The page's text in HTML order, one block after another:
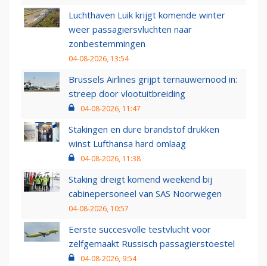
Luchthaven Luik krijgt komende winter
weer passagiersvluchten naar
zonbestemmingen
04-08-2026, 13:54
Brussels Airlines grijpt ternauwernood in:
streep door vlootuitbreiding
04-08-2026, 11:47
Stakingen en dure brandstof drukken
winst Lufthansa hard omlaag
04-08-2026, 11:38
Staking dreigt komend weekend bij
cabinepersoneel van SAS Noorwegen
04-08-2026, 10:57
Eerste succesvolle testvlucht voor
zelfgemaakt Russisch passagierstoestel
04-08-2026, 9:54